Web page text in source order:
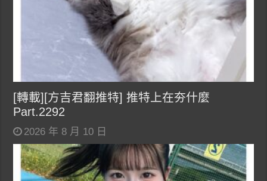
[轉載][方吉君翻推特] 推特上在夯什麼
Part.2292
2026 年 8 月 10 日